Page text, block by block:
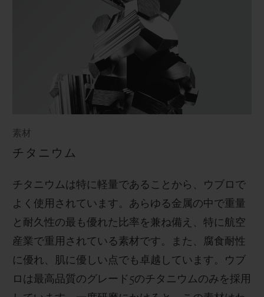
素材
チタニウム
チタニウムは特に軽量であることから、ウブロで
よく使用されています。あらゆる金属の中で重量
と耐久性の最も優れた比率を兼ね備え、特に航空
産業で重用されている素材です。また、腐食耐性
に優れ、肌に優しい点でも卓越しています。ウブ
ロは最高品質のグレード 5のチタニウムのみを採用